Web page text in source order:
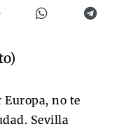
no te
Sevilla